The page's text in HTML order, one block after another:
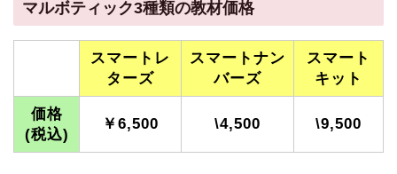
マルボティック3種類の教材価格
スマートレ
ターズ
スマートナン
バーズ
スマート
キット
価格
(税込)
￥6,500 \4,500 \9,500